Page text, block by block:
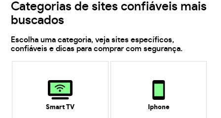
Categorias de sites confiáveis mais
buscados
Escolha uma categoria, veja sites específicos,
confiáveis e dicas para comprar com segurança.
Smart TV Iphone